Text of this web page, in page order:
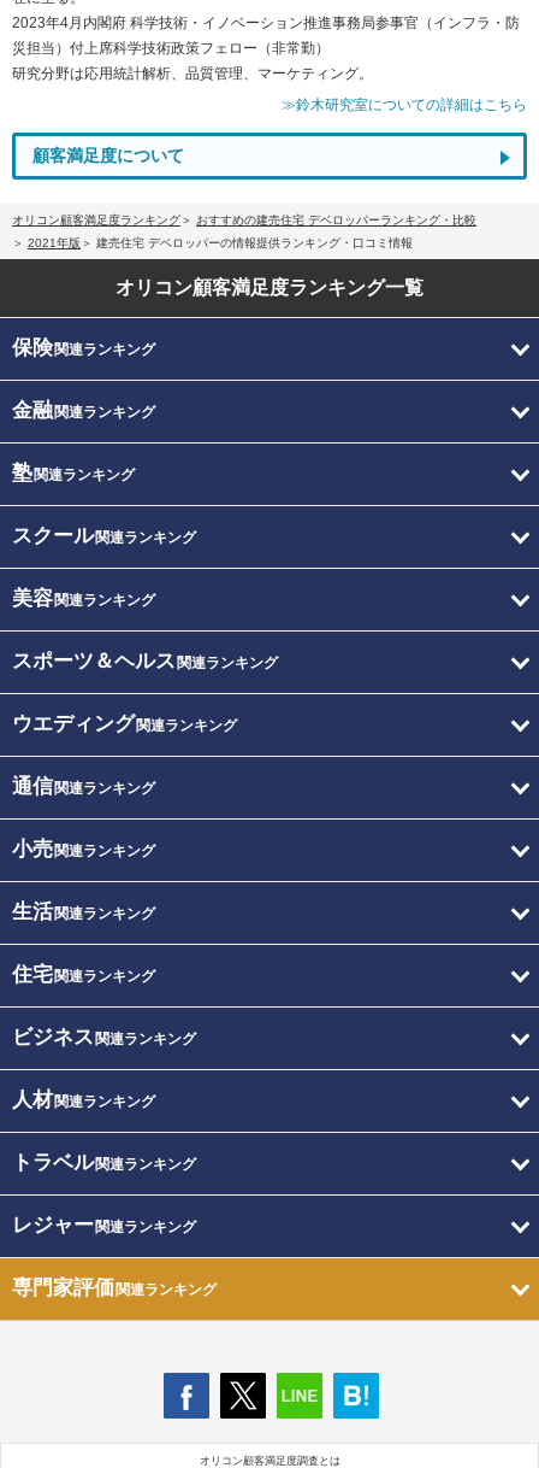
2023年4月内閣府 科学技術・イノベーション推進事務局参事官（インフラ・防
災担当）付上席科学技術政策フェロー（非常勤）
研究分野は応用統計解析、品質管理、マーケティング。
≫鈴木研究室についての詳細はこちら
顧客満足度について
オリコン顧客満足度ランキング
おすすめの建売住宅 デベロッパーランキング・比較
2021年版
建売住宅 デベロッパーの情報提供ランキング・口コミ情報
オリコン顧客満足度ランキング一覧
保険関連ランキング
金融関連ランキング
塾関連ランキング
スクール関連ランキング
美容関連ランキング
スポーツ＆ヘルス 関連ランキング
ウエディング関連ランキング
通信関連ランキング
小売関連ランキング
生活関連ランキング
住宅関連ランキング
ビジネス 関連ランキング
人材関連ランキング
トラベル関連ランキング
レジャー関連ランキング
専門家評価関連ランキング
オリコン顧客満足度調査とは